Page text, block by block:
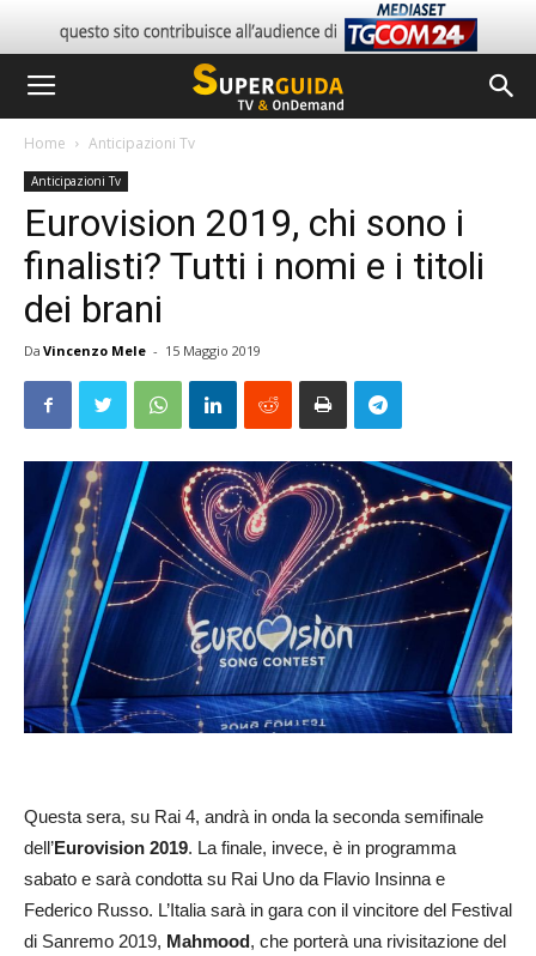
Home Anticipazioni Tv
Anticipazioni Tv
Eurovision 2019, chi sono i
finalisti? Tutti i nomi e i titoli
dei brani
Da Vincenzo Mele - 15 Maggio 2019
Questa sera, su Rai 4, andrà in onda la seconda semifinale
dell’Eurovision 2019. La finale, invece, è in programma
sabato e sarà condotta su Rai Uno da Flavio Insinna e
Federico Russo. L’Italia sarà in gara con il vincitore del Festival
di Sanremo 2019, Mahmood, che porterà una rivisitazione del